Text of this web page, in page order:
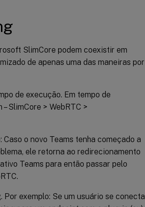
SlimCore podem coexistir em
de apenas uma das maneiras por
de execução. Em tempo de
SlimCore > WebRTC >
o novo Teams tenha começado a
ele retorna ao redirecionamento
Teams para então passar pelo
exemplo: Se um usuário se conecta